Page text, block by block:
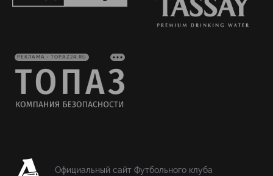
РЕКЛАМА • TOPAZ24.RU
Официальный сайт Футбольного клуба